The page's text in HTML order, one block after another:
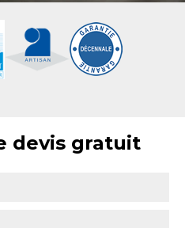
devis gratuit